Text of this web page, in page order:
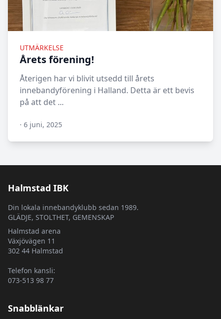
UTMÄRKELSE
Årets förening!
Återigen har vi blivit utsedd till årets
innebandyförening i Halland. Detta är ett bevis
på att det ...
N/A
· 6 juni, 2025
Halmstad IBK
Din lokala innebandyklubb sedan 1989.
GLÄDJE, STOLTHET, GEMENSKAP
Halmstad arena
Växjövägen 11
302 44 Halmstad
Telefon kansli:
073-513 98 77
Snabblänkar